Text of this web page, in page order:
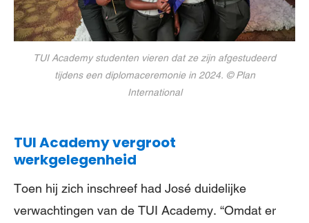
TUI Academy studenten vieren dat ze zijn afgestudeerd
tijdens een diplomaceremonie in 2024. © Plan
International
TUI Academy vergroot
werkgelegenheid
Toen hij zich inschreef had José duidelijke
verwachtingen van de TUI Academy. “Omdat er